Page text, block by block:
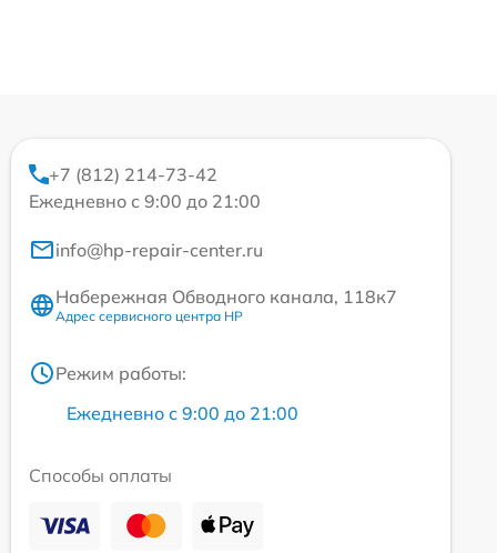
+7 (812) 214-73-42
Ежедневно с 9:00 до 21:00
info@hp-repair-center.ru
Набережная Обводного канала, 118к7
Адрес сервисного центра HP
Режим работы:
Ежедневно с 9:00 до 21:00
Способы оплаты